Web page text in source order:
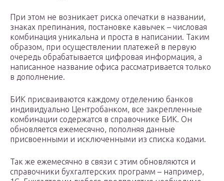
При этом не возникает риска опечатки в названии,
знаках препинания, постановке кавычек – числовая
комбинация уникальна и проста в написании. Таким
образом, при осуществлении платежей в первую
очередь обрабатывается цифровая информация, а
написанное название офиса рассматривается только
в дополнение.
БИК присваиваются каждому отделению банков
индивидуально Центробанком, все закрепленные
комбинации содержатся в справочнике БИК. Он
обновляется ежемесячно, пополняя данные
присвоенными и исключенными из списка кодами.
Так же ежемесячно в связи с этим обновляются и
справочники бухгалтерских программ – например,